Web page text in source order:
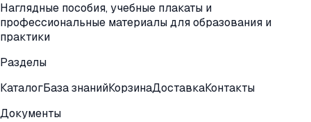
Наглядные пособия, учебные плакаты и
профессиональные материалы для образования и
практики
Разделы
КаталогБаза знанийКорзинаДоставкаКонтакты
Документы